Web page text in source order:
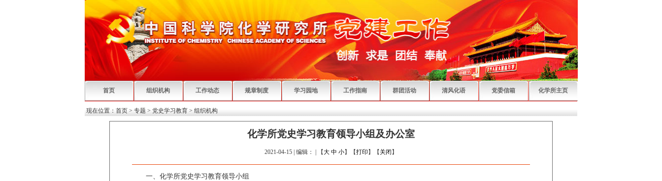
首页 组织机构 工作动态 规章制度 学习园地 工作指南 群团活动 清风化语 党委信箱 化学所主页
现在位置： 首页 > 专题 > 党史学习教育 > 组织机构
化学所党史学习教育领导小组及办公室
2021-04-15 | 编辑： | 【大 中 小】【打印 】【 关闭 】
一、化学所党史学习教育领导小组